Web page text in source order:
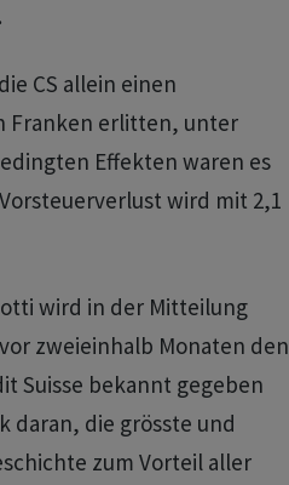
CS allein einen
Franken erlitten, unter
Effekten waren es
wird mit 2,1
wird in der Mitteilung
zweieinhalb Monaten den
Suisse bekannt gegeben
daran, die grösste und
zum Vorteil aller